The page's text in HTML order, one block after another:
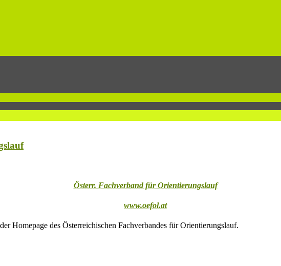
Österr. Fachverband für Orientierungslauf
www.oefol.at
Homepage des Österreichischen Fachverbandes für Orientierungslauf.